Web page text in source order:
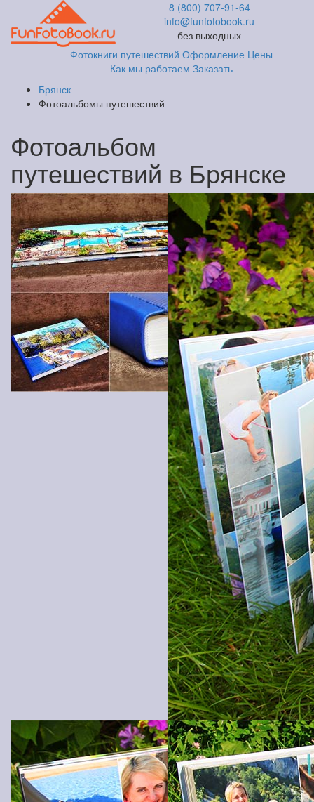
8 (800) 707-91-64
info@funfotobook.ru
без выходных
Фотокниги путешествий Оформление Цены
Как мы работаем Заказать
Брянск
Фотоальбомы путешествий
Фотоальбом
путешествий в Брянске